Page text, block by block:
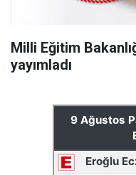
Milli Eğitim
yayımladı